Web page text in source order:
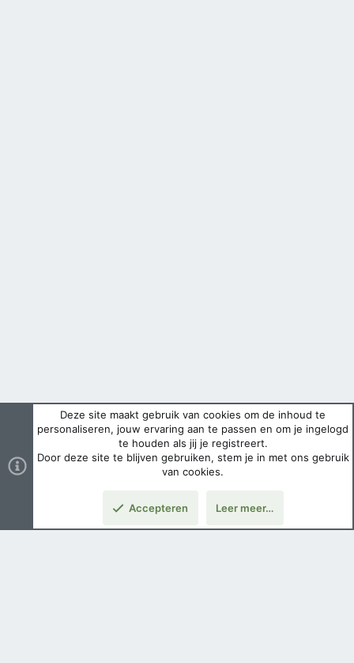
Deze site maakt gebruik van cookies om de inhoud te
personaliseren, jouw ervaring aan te passen en om je ingelogd
te houden als jij je registreert.
Door deze site te blijven gebruiken, stem je in met ons gebruik
van cookies.
Accepteren Leer meer…